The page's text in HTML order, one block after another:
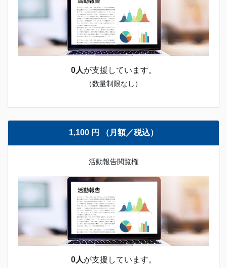
0人が支援しています。
（数量制限なし）
1,100 円 （月額／税込）
活動報告閲覧権
0人が支援しています。